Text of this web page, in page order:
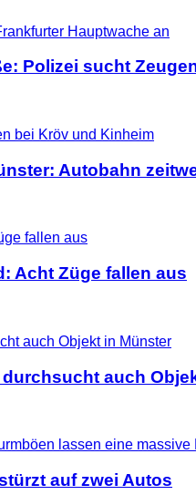
Polizei sucht
Autobahn
Acht Züge fallen aus
auch
auf zwei Autos